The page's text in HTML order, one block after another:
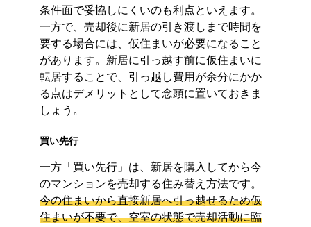
条件面で妥協しにくいのも利点といえます。
一方で、売却後に新居の引き渡しまで時間を
要する場合には、仮住まいが必要になること
があります。新居に引っ越す前に仮住まいに
転居することで、引っ越し費用が余分にかか
る点はデメリットとして念頭に置いておきま
しょう。
買い先行
一方「買い先行」は、新居を購入してから今
のマンションを売却する住み替え方法です。
今の住まいから直接新居へ引っ越せるため仮
住まいが不要で、空室の状態で売却活動に臨